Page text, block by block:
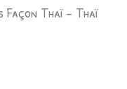
Façon Thaï – Thaï